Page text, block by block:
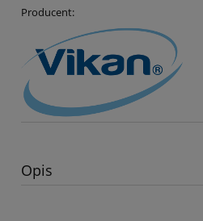
Producent:
Opis